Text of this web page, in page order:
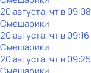
20 августа, чт в 09:08
Смешарики
20 августа, чт в 09:16
Смешарики
20 августа, чт в 09:25